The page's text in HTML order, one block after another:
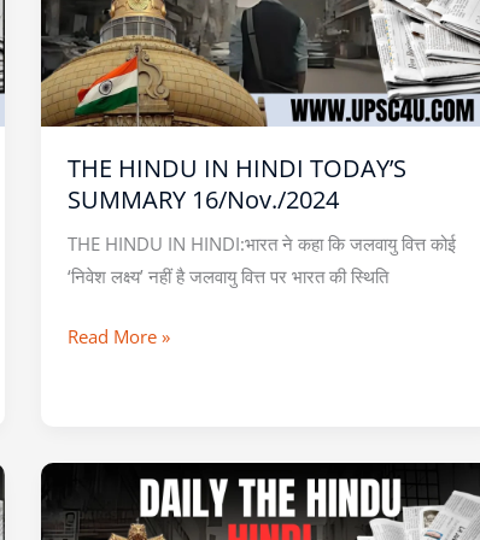
THE HINDU IN HINDI TODAY’S
SUMMARY 16/Nov./2024
THE HINDU IN HINDI:भारत ने कहा कि जलवायु वित्त कोई
‘निवेश लक्ष्य’ नहीं है जलवायु वित्त पर भारत की स्थिति
TODAY’S
SUMMARY
16/Nov./2024
Read More »
HINDU